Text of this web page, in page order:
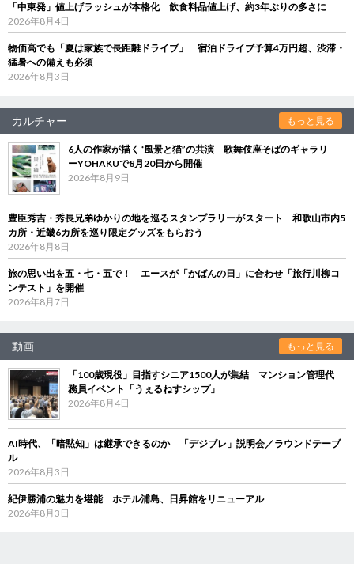
「中東発」値上げラッシュが本格化 飲食料品値上げ、約3年ぶりの多さに
2026年8月4日
物価高でも「夏は家族で長距離ドライブ」 宿泊ドライブ予算4万円超、渋滞・
猛暑への備えも必須
2026年8月3日
カルチャー もっと見る
6人の作家が描く“風景と猫”の共演 歌舞伎座そばのギャラリ
ーYOHAKUで8月20日から開催
2026年8月9日
豊臣秀吉・秀長兄弟ゆかりの地を巡るスタンプラリーがスタート 和歌山市内5
カ所・近畿6カ所を巡り限定グッズをもらおう
2026年8月8日
旅の思い出を五・七・五で！ エースが「かばんの日」に合わせ「旅行川柳コ
ンテスト」を開催
2026年8月7日
動画 もっと見る
「100歳現役」目指すシニア1500人が集結 マンション管理代
務員イベント「うぇるねすシップ」
2026年8月4日
AI時代、「暗黙知」は継承できるのか 「デジブレ」説明会／ラウンドテーブ
ル
2026年8月3日
紀伊勝浦の魅力を堪能 ホテル浦島、日昇館をリニューアル
2026年8月3日